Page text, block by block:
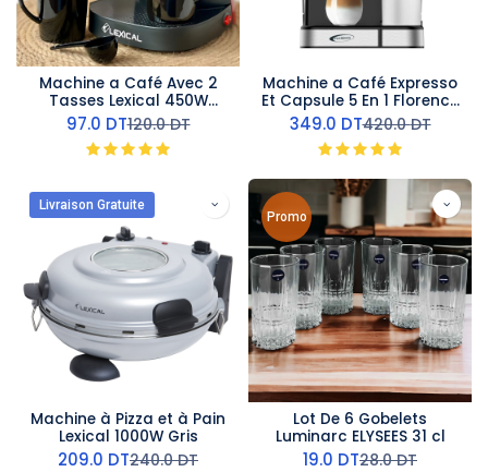
Machine a Café Avec 2
Tasses Lexical 450W
Rouge
97.0 DT120.0DT
Machine a Café Expresso
Et Capsule 5 En 1 Florence
1350W
349.0 DT420.0DT
Livraison Gratuite
Machine à Pizza et à Pain
Lexical 1000W Gris
209.0 DT240.0DT
Promo
Lot De 6 Gobelets
Luminarc ELYSEES 31 cl
19.0 DT28.0DT